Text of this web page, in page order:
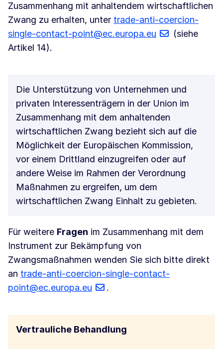
Zusammenhang mit anhaltendem wirtschaftlichen
Zwang zu erhalten, unter trade-anti-coercion-
single-contact-point@ec.europa.eu
(siehe
Artikel 14).
Die Unterstützung von Unternehmen und
privaten Interessenträgern in der Union im
Zusammenhang mit dem anhaltenden
wirtschaftlichen Zwang bezieht sich auf die
Möglichkeit der Europäischen Kommission,
vor einem Drittland einzugreifen oder auf
andere Weise im Rahmen der Verordnung
Maßnahmen zu ergreifen, um dem
wirtschaftlichen Zwang Einhalt zu gebieten.
Für weitere Fragen im Zusammenhang mit dem
Instrument zur Bekämpfung von
Zwangsmaßnahmen wenden Sie sich bitte direkt
an trade-anti-coercion-single-contact-
point@ec.europa.eu
.
Vertrauliche Behandlung